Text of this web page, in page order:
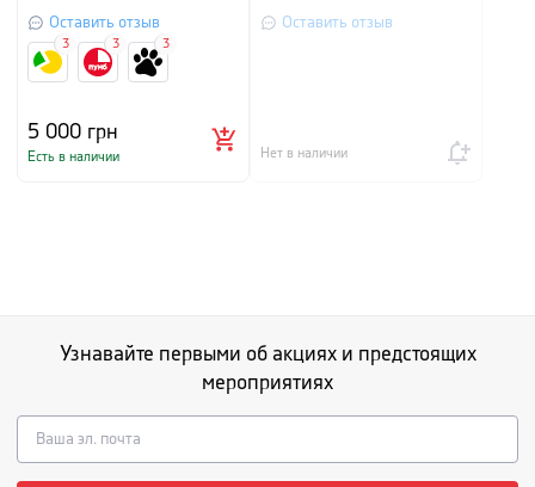
Оставить отзыв
5 000 грн
Есть в наличии
3 3 3
Оставить отзыв
Нет в наличии
Узнавайте первыми об акциях и предстоящих
мероприятиях